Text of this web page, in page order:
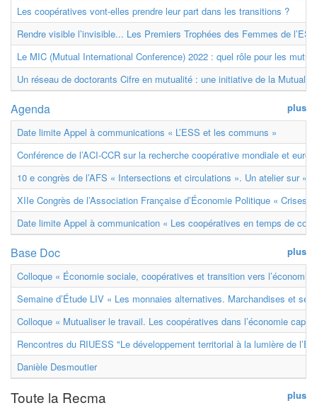
Les coopératives vont-elles prendre leur part dans les transitions ?
Rendre visible l’invisible... Les Premiers Trophées des Femmes de
Le MIC (Mutual International Conference) 2022 : quel rôle pour les
Un réseau de doctorants Cifre en mutualité : une initiative de la
plus
Agenda
Date limite Appel à communications « L’ESS et les communs »
Conférence de l’ACI-CCR sur la recherche coopérative mondiale et
10 e congrès de l’AFS « Intersections et circulations ». Un atelier sur «
XIIe Congrès de l’Association Française d’Économie Politique « Crises
Date limite Appel à communication « Les coopératives en temps de
plus
Base Doc
Colloque « Économie sociale, coopératives et transition vers
Semaine d’Étude LIV « Les monnaies alternatives. Marchandises et
Colloque « Mutualiser le travail. Les coopératives dans l’économie
Rencontres du RIUESS "Le développement territorial à la lumière de
Danièle Desmoutier
plus
Toute la Recma